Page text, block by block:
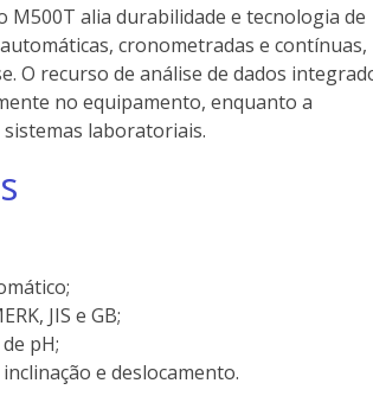
M500T alia durabilidade e tecnologia de
cronometradas e contínuas,
O recurso de análise de dados
no equipamento, enquanto a
sistemas laboratoriais.
JIS e GB;
pH;
e deslocamento.